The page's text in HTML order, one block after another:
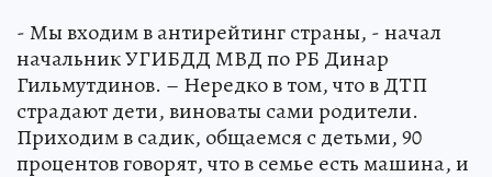
- Мы входим в антирейтинг страны, - начал
начальник УГИБДД МВД по РБ Динар
Гильмутдинов. – Нередко в том, что в ДТП
страдают дети, виноваты сами родители.
Приходим в садик, общаемся с детьми, 90
процентов говорят, что в семье есть машина, и